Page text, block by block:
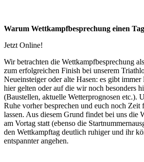
Warum Wettkampfbesprechung einen
Jetzt Online!
Wir betrachten die Wettkampfbesprechung
zum erfolgreichen Finish bei unserem
Neueinsteiger oder alte Hasen: es gibt
hier gelten oder auf die wir noch besonders
(Baustellen, aktuelle Wetterprognosen etc.).
Ruhe vorher besprechen und euch noch Zeit
lassen. Aus diesem Grund findet bei uns die
am Vortag statt (ebenso die
den Wettkampftag deutlich ruhiger und ihr
entspannter angehen.